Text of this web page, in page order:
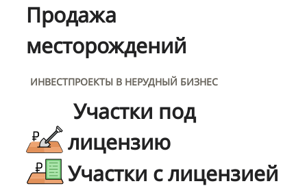
Продажа
месторождений
ИНВЕСТПРОЕКТЫ В НЕРУДНЫЙ БИЗНЕС
Участки под
лицензию
Участки с лицензией